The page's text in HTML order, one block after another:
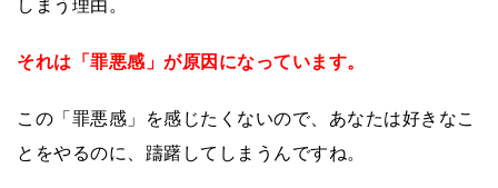
しまう理由。
それは「罪悪感」が原因になっています。
この「罪悪感」を感じたくないので、あなたは好きなこ
とをやるのに、躊躇してしまうんですね。